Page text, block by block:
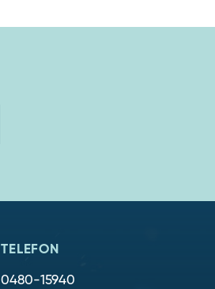
TELEFON
0480-15940